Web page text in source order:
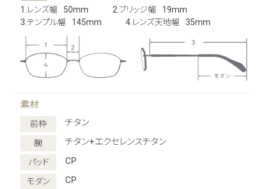
1.レンズ幅 50mm 2.ブリッジ幅
19mm
3.テンプル幅
145mm 4.レンズ天地幅 35mm
素材
前枠 チタン
腕 チタン+エクセレンスチタン
パッド CP
モダン CP